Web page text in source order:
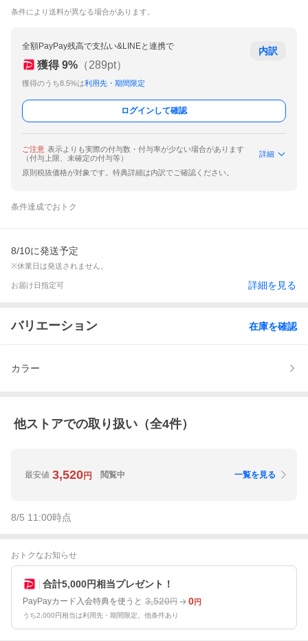
条件により送料が異なる場合があります。
全額PayPay残高で支払い&LINEと連携で
獲得 9% （289pt）
獲得のうち8.5%は利用先・期間限定
内訳
ログインして確認
ご注意 表示よりも実際の付与数・付与率が少ない場合があります
（付与上限、未確定の付与等）
詳細
原則税抜価格が対象です。特典詳細は内訳でご確認ください。
条件達成でおトク
8/10に発送予定
※休業日は発送されません。
お届け日指定可 詳細を見る
バリエーション 在庫を確認
カラー
他ストアでの取り扱い（全4件）
最安値 3,520円 閲覧中 一覧を見る
8/5 11:00時点
おトクなお知らせ
合計5,000円相当プレゼント！
PayPayカード入会特典を使うと 3,520円 0円
うち2,000円相当は利用先・期間限定。他条件あり